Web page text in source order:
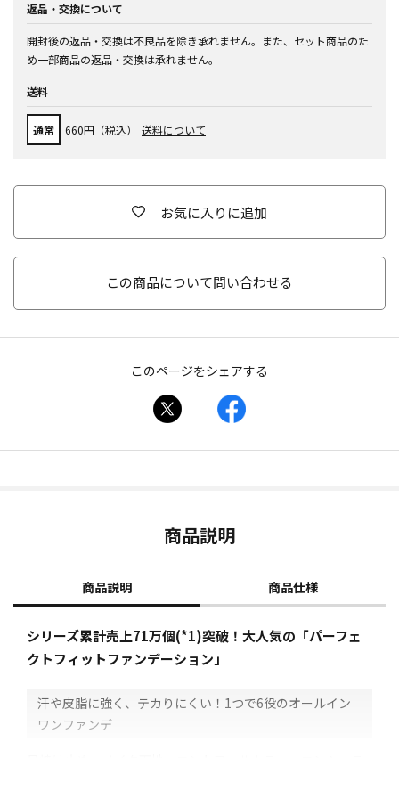
返品・交換について
開封後の返品・交換は不良品を除き承れません。また、セット商品のた
め一部商品の返品・交換は承れません。
送料
通常 660円（税込） 送料について
お気に入りに追加
この商品について問い合わせる
このページをシェアする
商品説明
商品説明 商品仕様
シリーズ累計売上71万個(*1)突破！大人気の「パーフェ
クトフィットファンデーション」
汗や皮脂に強く、テカりにくい！1つで6役のオールイン
ワンファンデ